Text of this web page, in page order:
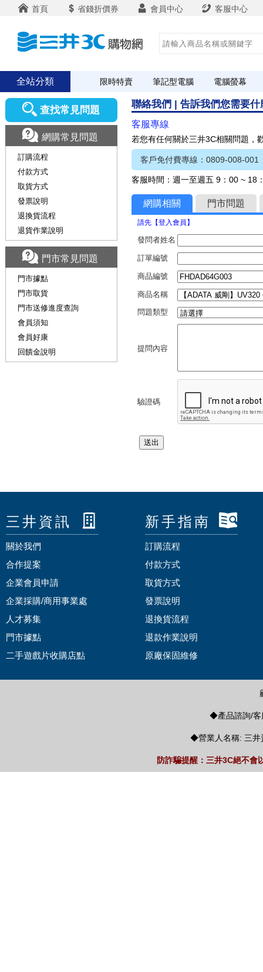
首頁 省錢折價券 會員中心 客服中心
全站分類 限時特賣 筆記型電腦 電腦螢幕
聯絡我們 | 告訴我們您需要什
客服專線
若您有任何關於三井3C相關問題，
客戶免付費專線：0809-008-001
客服時間：週一至週五 9：00 ~ 18
網購相關 門市問題
請先【登入會員】
發問者姓名
訂單編號
商品編號
商品名稱
問題類型
提問內容
驗證碼
查找常見問題
網購常見問題
訂購流程
付款方式
取貨方式
發票說明
退換貨流程
退貨作業說明
門市常見問題
門市據點
門市取貨
門市送修進度查詢
會員須知
會員好康
回饋金說明
三井資訊
關於我們
合作提案
企業會員申請
企業採購/商用事業處
人才募集
門市據點
二手遊戲片收購店點
新手指南
訂購流程
付款方式
取貨方式
發票說明
退換貨流程
退款作業說明
原廠保固維修
◆產品諮詢/客
◆營業人名稱: 三井
防詐騙提醒：三井3C絕不會